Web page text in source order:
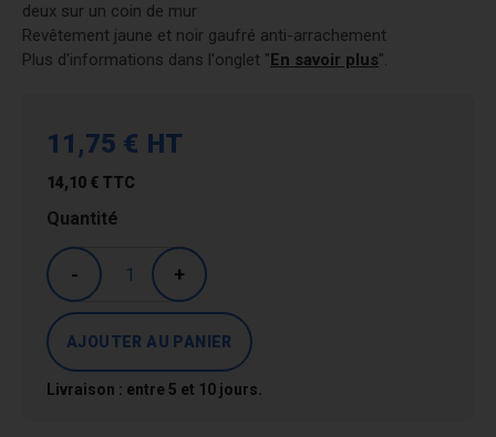
deux sur un coin de mur
Revêtement jaune et noir gaufré anti-arrachement
Plus d'informations dans l'onglet "En savoir plus".
11,75 € HT
14,10 € TTC
Quantité
- +
Livraison : entre 5 et 10 jours.